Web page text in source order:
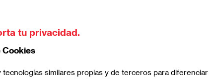
Además, el sales manager se ocupa de
que conformará la fuerza comercial de la
en una empresa, ya que es el
estrategias comerciales. El foco de su
tu privacidad.
tecnologías similares propias y de terceros para